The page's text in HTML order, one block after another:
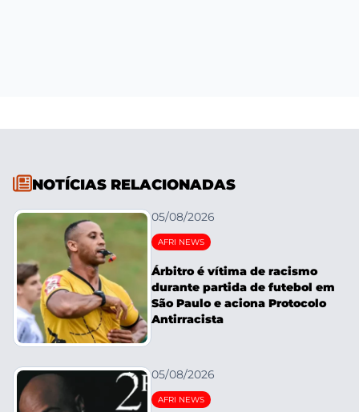
NOTÍCIAS RELACIONADAS
05/08/2026
AFRI NEWS
Árbitro é vítima de racismo
durante partida de futebol em
São Paulo e aciona Protocolo
Antirracista
05/08/2026
AFRI NEWS